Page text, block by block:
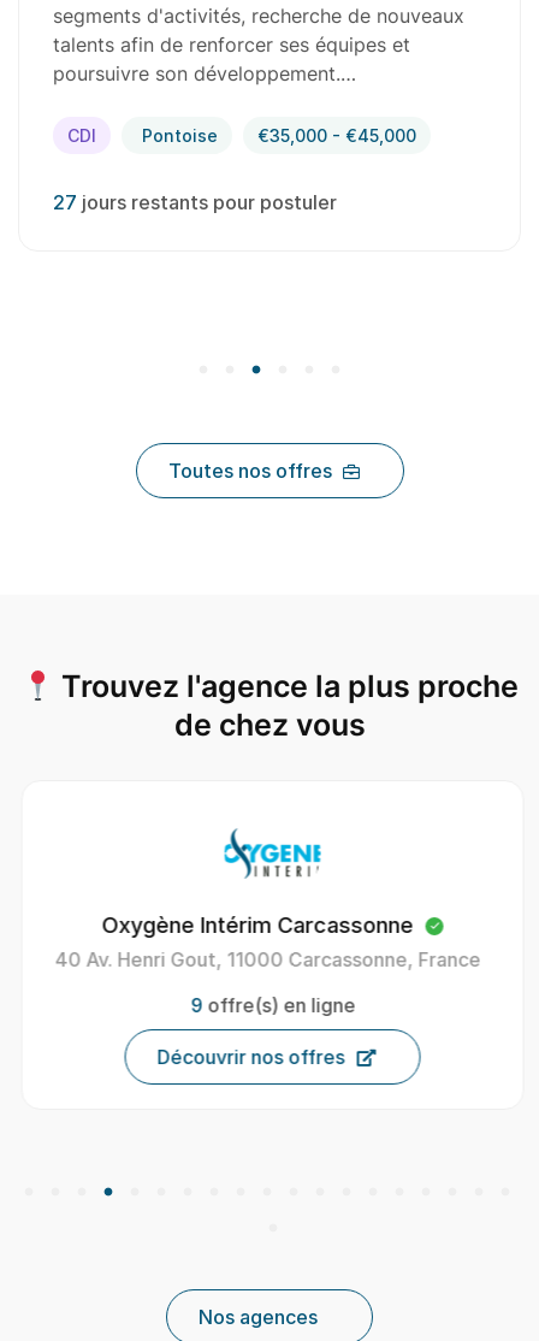
segments d'activités, recherche de nouveaux
talents afin de renforcer ses équipes et
poursuivre son développement.…
CDI Pontoise €35,000 - €45,000
27 jours restants pour postuler
Toutes nos offres
Trouvez l'agence la plus proche
de chez vous
Oxygène Intérim Carcassonne
40 Av. Henri Gout, 11000 Carcassonne, France
9offre(s) en ligne
Découvrir nos offres
Nos agences